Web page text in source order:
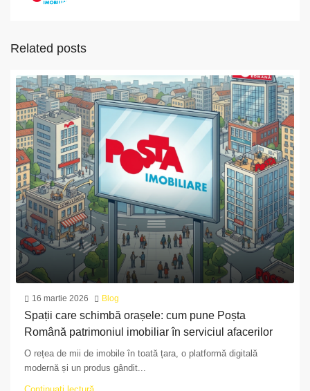
Related posts
16 martie 2026 Blog
Spații care schimbă orașele: cum pune Poșta
Română patrimoniul imobiliar în serviciul afacerilor
O rețea de mii de imobile în toată țara, o platformă digitală
modernă și un produs gândit...